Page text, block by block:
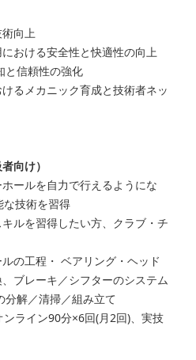
術向上
おける安全性と快適性の向上
と信頼性の強化
るメカニック育成と技術者ネッ
向け）
ールを自力で行えるようにな
な技術を習得
ルを習得したい方、クラブ・チ
の工程・ ベアリング・ヘッド
ブレーキ／シフターのシステム
分解／清掃／組み立て
ライン90分×6回(月2回)、実技